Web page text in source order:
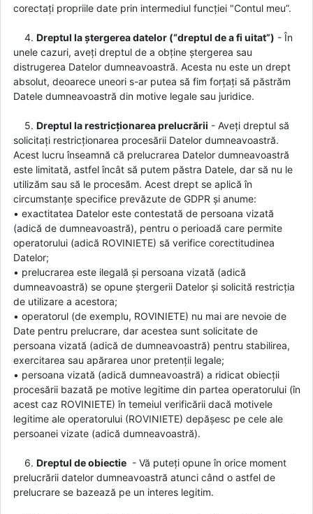
corectați propriile date prin intermediul funcției "Contul meu”.
4. Dreptul la ștergerea datelor (“dreptul de a fi uitat”) - În
unele cazuri, aveți dreptul de a obține ștergerea sau
distrugerea Datelor dumneavoastră. Acesta nu este un drept
absolut, deoarece uneori s-ar putea să fim forțați să păstrăm
Datele dumneavoastră din motive legale sau juridice.
5. Dreptul la restricționarea prelucrării - Aveți dreptul să
solicitați restricționarea procesării Datelor dumneavoastră.
Acest lucru înseamnă că prelucrarea Datelor dumneavoastră
este limitată, astfel încât să putem păstra Datele, dar să nu le
utilizăm sau să le procesăm. Acest drept se aplică în
circumstanțe specifice prevăzute de GDPR și anume:
• exactitatea Datelor este contestată de persoana vizată
(adică de dumneavoastră), pentru o perioadă care permite
operatorului (adică ROVINIETE) să verifice corectitudinea
Datelor;
• prelucrarea este ilegală și persoana vizată (adică
dumneavoastră) se opune ștergerii Datelor și solicită restricția
de utilizare a acestora;
• operatorul (de exemplu, ROVINIETE) nu mai are nevoie de
Date pentru prelucrare, dar acestea sunt solicitate de
persoana vizată (adică de dumneavoastră) pentru stabilirea,
exercitarea sau apărarea unor pretenții legale;
• persoana vizată (adică dumneavoastră) a ridicat obiecții
procesării bazată pe motive legitime din partea operatorului (în
acest caz ROVINIETE) în temeiul verificării dacă motivele
legitime ale operatorului (ROVINIETE) depășesc pe cele ale
persoanei vizate (adică dumneavoastră).
6. Dreptul de obiectie- Vă puteți opune în orice moment
prelucrării datelor dumneavoastră atunci când o astfel de
prelucrare se bazează pe un interes legitim.